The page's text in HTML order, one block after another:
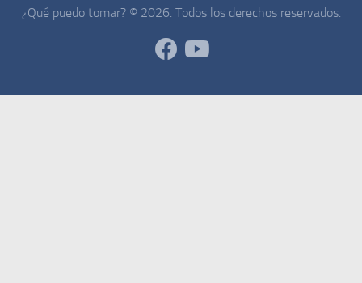
¿Qué puedo tomar? © 2026. Todos los derechos reservados.